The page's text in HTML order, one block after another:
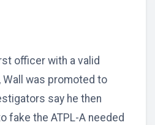
officer with a valid
was promoted to
say he then
fake the ATPL-A needed